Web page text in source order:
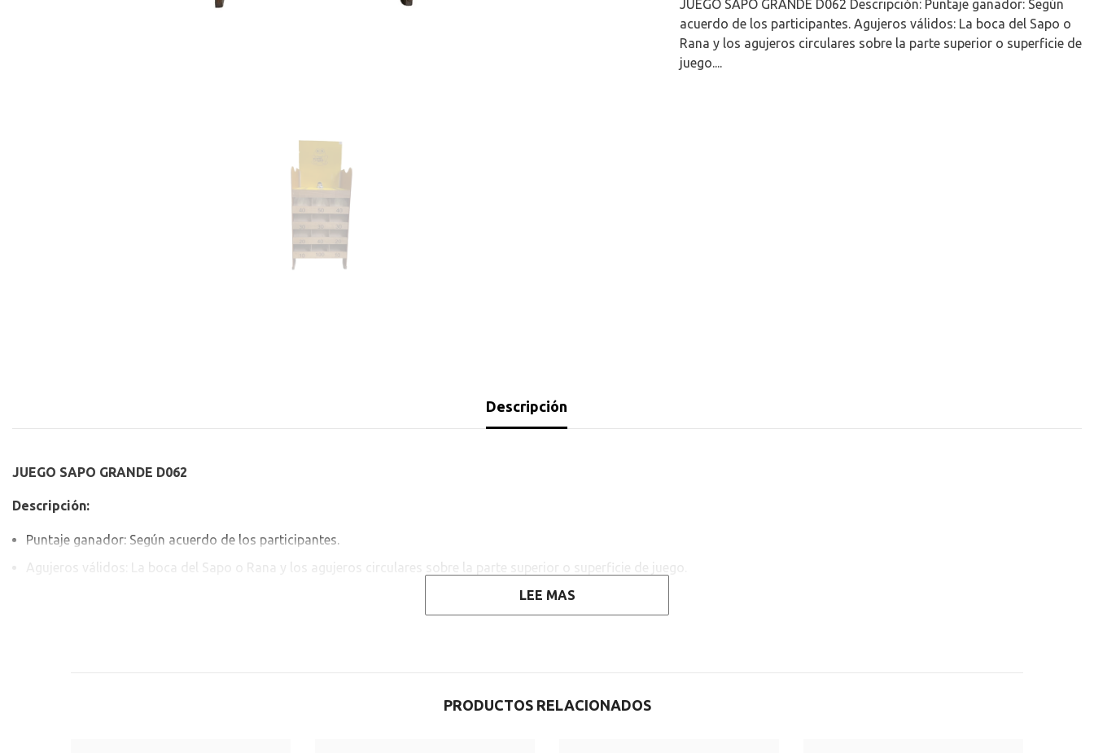
JUEGO SAPO GRANDE D062 Descripción: Puntaje ganador: Según
acuerdo de los participantes. Agujeros válidos: La boca del Sapo o
Rana y los agujeros circulares sobre la parte superior o superficie de
juego....
Descripción
JUEGO SAPO GRANDE D062
Descripción:
Puntaje ganador: Según acuerdo de los participantes.
Agujeros válidos: La boca del Sapo o Rana y los agujeros circulares sobre la parte superior o superficie de juego.
LEE MAS
PRODUCTOS RELACIONADOS